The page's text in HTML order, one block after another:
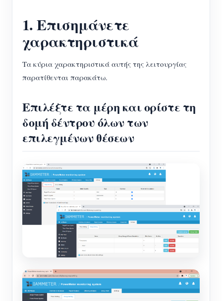
1. Επισημάνετε
χαρακτηριστικά
Τα κύρια χαρακτηριστικά αυτής της λειτουργίας
παρατίθενται παρακάτω.
Επιλέξτε τα μέρη και ορίστε τη
δομή δέντρου όλων των
επιλεγμένων θέσεων